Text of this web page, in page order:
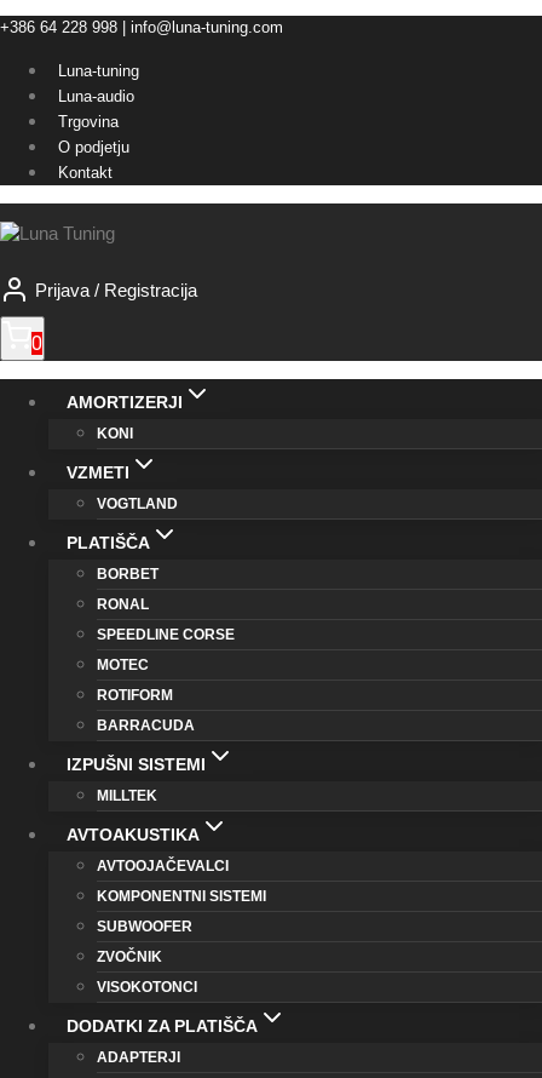
Skip
content
+386 64 228 998 | info@luna-tuning.com
Luna-tuning
Luna-audio
Trgovina
O podjetju
Kontakt
Prijava / Registracija
0
AMORTIZERJI
KONI
VZMETI
VOGTLAND
PLATIŠČA
BORBET
RONAL
SPEEDLINE CORSE
MOTEC
ROTIFORM
BARRACUDA
IZPUŠNI SISTEMI
MILLTEK
AVTOAKUSTIKA
AVTOOJAČEVALCI
KOMPONENTNI SISTEMI
SUBWOOFER
ZVOČNIK
VISOKOTONCI
DODATKI ZA PLATIŠČA
ADAPTERJI